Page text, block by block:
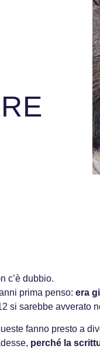
c’è dubbio.
prima penso: era
si sarebbe avverato
fanno presto a
perché la